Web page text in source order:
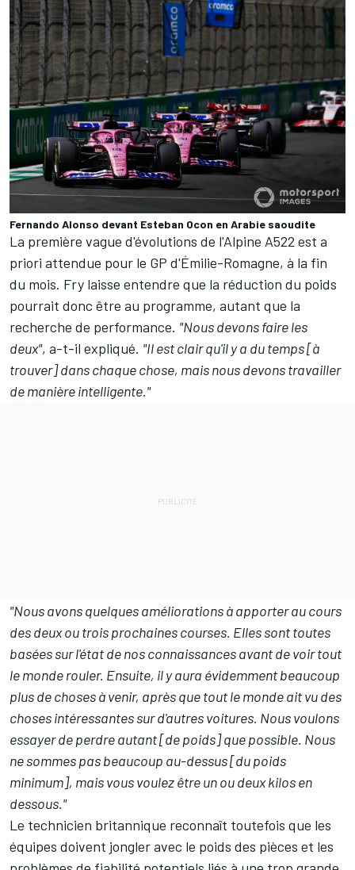
Fernando Alonso devant Esteban Ocon en Arabie saoudite
La première vague d'évolutions de l'Alpine A522 est a
priori attendue pour le GP d'Émilie-Romagne, à la fin
du mois. Fry laisse entendre que la réduction du poids
pourrait donc être au programme, autant que la
recherche de performance. "Nous devons faire les
deux", a-t-il expliqué. "Il est clair qu'il y a du temps [à
trouver] dans chaque chose, mais nous devons travailler
de manière intelligente."
"Nous avons quelques améliorations à apporter au cours
des deux ou trois prochaines courses. Elles sont toutes
basées sur l'état de nos connaissances avant de voir tout
le monde rouler. Ensuite, il y aura évidemment beaucoup
plus de choses à venir, après que tout le monde ait vu des
choses intéressantes sur d'autres voitures. Nous voulons
essayer de perdre autant [de poids] que possible. Nous
ne sommes pas beaucoup au-dessus [du poids
minimum], mais vous voulez être un ou deux kilos en
dessous."
Le technicien britannique reconnaît toutefois que les
équipes doivent jongler avec le poids des pièces et les